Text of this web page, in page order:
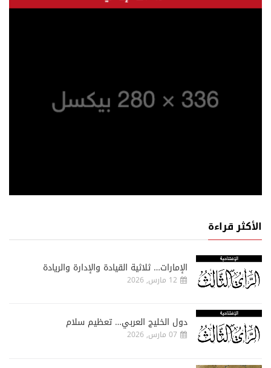
الأكثر قراءة
الإمارات… ثلاثية القيادة والإدارة والريادة
12 مارس, 2026
دول الخليج العربي… تعظيم سلام
07 مارس, 2026